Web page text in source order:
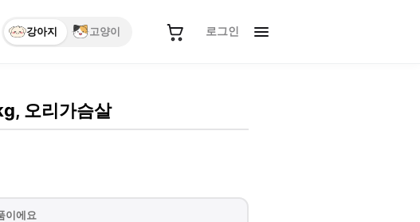
강아지 고양이 로그인
오리가슴살
이에요